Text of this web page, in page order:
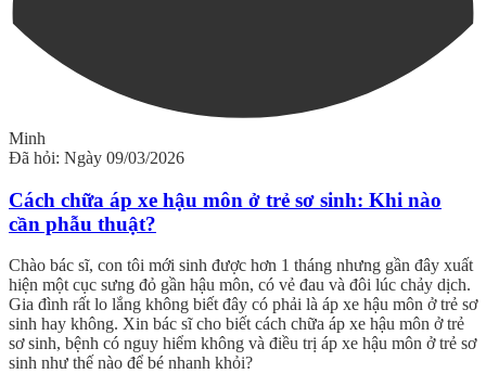
Minh
Đã hỏi: Ngày 09/03/2026
Cách chữa áp xe hậu môn ở trẻ sơ sinh: Khi nào
cần phẫu thuật?
Chào bác sĩ, con tôi mới sinh được hơn 1 tháng nhưng gần đây xuất
hiện một cục sưng đỏ gần hậu môn, có vẻ đau và đôi lúc chảy dịch.
Gia đình rất lo lắng không biết đây có phải là áp xe hậu môn ở trẻ sơ
sinh hay không. Xin bác sĩ cho biết cách chữa áp xe hậu môn ở trẻ
sơ sinh, bệnh có nguy hiểm không và điều trị áp xe hậu môn ở trẻ sơ
sinh như thế nào để bé nhanh khỏi?